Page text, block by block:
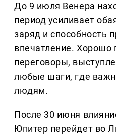
До 9 июля Венера
период усиливает
заряд и способность
впечатление. Хорошо
переговоры,
любые шаги, где
людям.
После 30 июня
Юпитер перейдет во